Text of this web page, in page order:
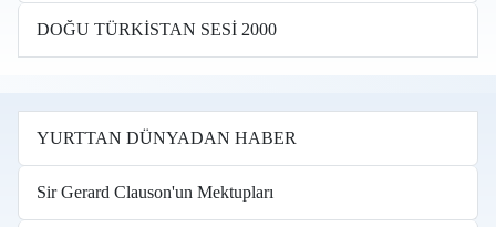
DOĞU TÜRKİSTAN SESİ 2000
YURTTAN DÜNYADAN HABER
Sir Gerard Clauson'un Mektupları